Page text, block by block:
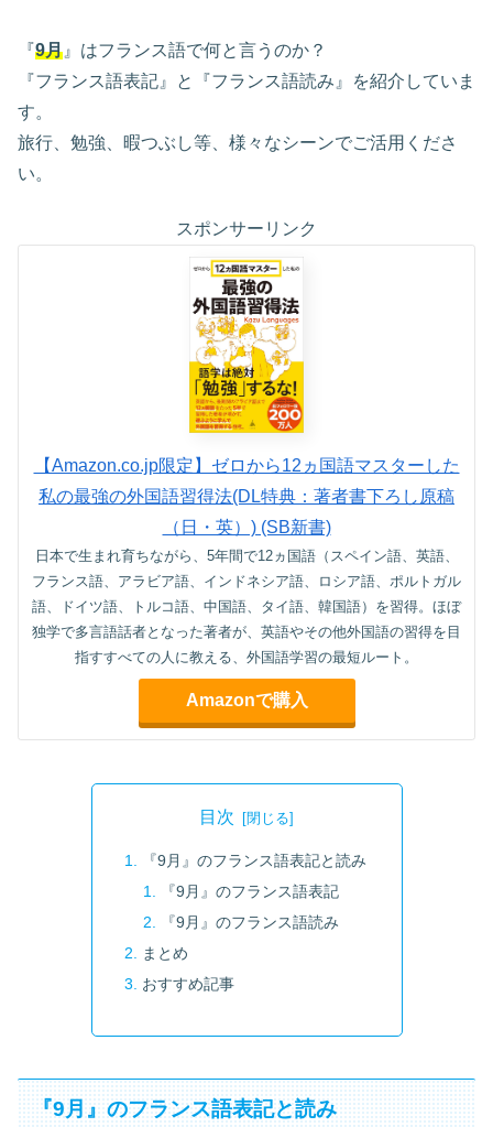
『9月 』はフランス語で何と言うのか？
『フランス語表記』と『フランス語読み』を紹介していま
す。
旅行、勉強、暇つぶし等、様々なシーンでご活用くださ
い。
スポンサーリンク
【Amazon.co.jp限定】ゼロから12ヵ国語マスターした
私の最強の外国語習得法(DL特典：著者書下ろし原稿
（日・英）) (SB新書)
日本で生まれ育ちながら、5年間で12ヵ国語（スペイン語、英語、
フランス語、アラビア語、インドネシア語、ロシア語、ポルトガル
語、ドイツ語、トルコ語、中国語、タイ語、韓国語）を習得。ほぼ
独学で多言語話者となった著者が、英語やその他外国語の習得を目
指すすべての人に教える、外国語学習の最短ルート。
Amazonで購入
目次
『9月』のフランス語表記と読み
『9月』のフランス語表記
『9月』のフランス語読み
まとめ
おすすめ記事
『9月』のフランス語表記と読み